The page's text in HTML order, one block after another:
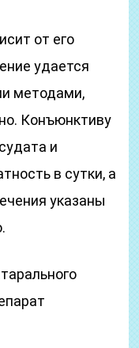
от его
удается
методами,
Конъюнктиву
и
в сутки, а
указаны